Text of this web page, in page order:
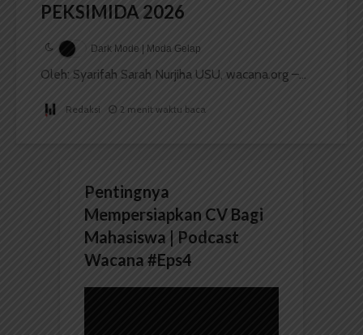
PEKSIMIDA 2026
Dark Mode | Moda Gelap
Oleh: Syarifah Sarah Nurjiha USU, wacana.org –...
Redaksi 2 menit waktu baca
Pentingnya
Mempersiapkan CV Bagi
Mahasiswa | Podcast
Wacana #Eps4